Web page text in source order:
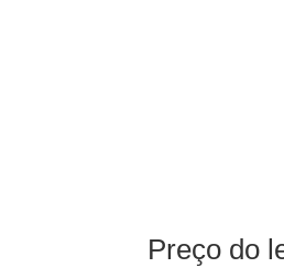
Preço do